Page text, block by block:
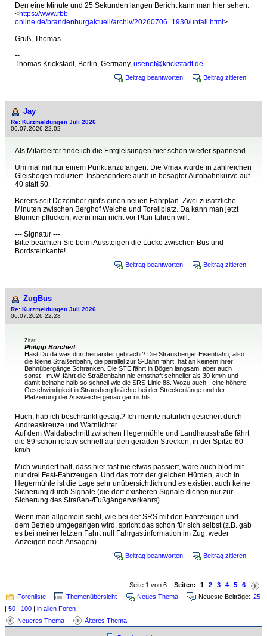
Den eine Minute und 25 Sekunden langen Bericht kann man hier sehen:
<https://www.rbb-
online.de/brandenburgaktuell/archiv/20260706_1930/unfall.html>.
Gruß, Thomas
--
Thomas Krickstadt, Berlin, Germany, usenet@krickstadt.de
Beitrag beantworten Beitrag zitieren
Jay
Re: Kurzmeldungen Juli 2026
06.07.2026 22:02
Als Mitarbeiter finde ich die Entgleisungen hier schon wieder spannend.
Um mal mit nur einem Punkt anzufangen: Die Vmax wurde in zahlreichen
Gleisbögen reduziert. Insbesondere auch in besagter Autobahnkurve auf
40 statt 50.
Bereits seit Dezember gibt's einen neuen Fahrplan. Zwei zusätzliche
Minuten zwischen Berghof Weiche und Torellplatz. Da kann man jetzt
Blumen pflücken, wenn man nicht vor Plan fahren will.
--- Signatur ---
Bitte beachten Sie beim Aussteigen die Lücke zwischen Bus und
Bordsteinkante!
Beitrag beantworten Beitrag zitieren
ZugBus
Re: Kurzmeldungen Juli 2026
06.07.2026 22:28
Zitat
Philipp Borchert
Hast Du da was durcheinander gebracht? Die Strausberger Eisenbahn, also
die kleine Straßenbahn, die parallel zur S-Bahn fährt, hat an keinem ihrer
Bahnübergänge Schranken. Die STE fährt in Bögen langsam, aber auch
sonst - m.W. fährt die Straßenbahn nie ernsthaft schneller als 30 km/h und
damit beinahe halb so schnell wie die SRS-Linie 88. Wozu auch - eine höhere
Geschwindigkeit in Strausberg brächte bei der Streckenlänge und der
Platzierung der Ausweiche genau gar nichts.
Huch, hab ich beschrankt gesagt? Ich meinte natürlich gesichert durch
Andreaskreuze und Warnlichter.
Auf dem Waldabschnitt zwischen Hegermühle und Landhausstraße fährt
die 89 schon relativ schnell auf den geraden Strecken, in der Spitze 60
km/h.
Mich wundert halt, dass hier fast nie etwas passiert, wäre auch blöd mit
nur drei Fest-Fahrzeugen. Und das trotz der gleichen Hürden, auch in
Hegermühle ist die Lage sehr unübersichtlich und es existiert auch keine
Sicherung durch Signale (die dort existieren Signale dienen nur zur
Sicherung des Straßen-/Fußgängerverkehrs).
Wenn man allgemein sieht, wie bei der SRS mit den Fahrzeugen und
dem Betrieb umgegangen wird, spricht das schon für sich selbst (z.B. gab
es bei meiner letzten Fahrt null Fahrgastinformation im Zug, weder
Anzeigen noch Ansagen).
Beitrag beantworten Beitrag zitieren
Seite 1 von 6 Seiten: 1 2 3 4 5
6
Forenliste
Themenübersicht Neues Thema Neueste Beiträge: 25
| 50 | 100 | in allen Foren
Neueres Thema
Älteres Thema